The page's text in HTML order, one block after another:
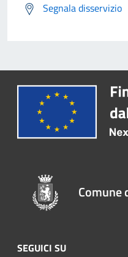
Segnala disservizio
Comune
SEGUICI SU